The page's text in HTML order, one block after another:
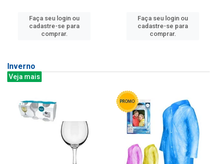
Faça seu login ou
cadastre-se para
comprar.
Faça seu login ou
cadastre-se para
comprar.
Inverno
Veja mais